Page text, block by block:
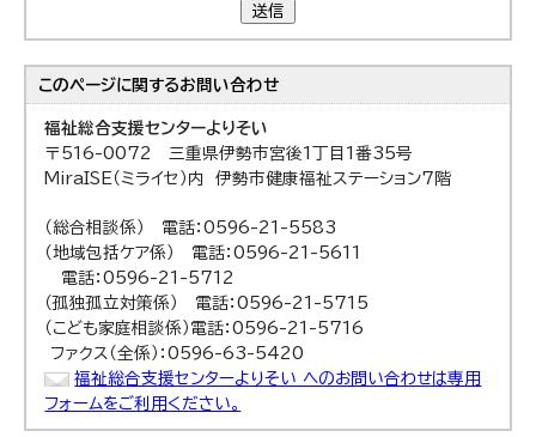
送信
このページに関するお問い合わせ
福祉総合支援センターよりそい
〒516-0072 三重県伊勢市宮後1丁目1番35号
MiraISE（ミライセ）内 伊勢市健康福祉ステーション7階
（総合相談係） 電話：0596-21-5583
（地域包括ケア係） 電話：0596-21-5611
電話：0596-21-5712
（孤独孤立対策係） 電話：0596-21-5715
（こども家庭相談係）電話：0596-21-5716
ファクス（全係）：0596-63-5420
福祉総合支援センターよりそい へのお問い合わせは専用
フォームをご利用ください。